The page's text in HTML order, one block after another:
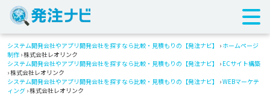
システム開発会社やアプリ開発会社を探すなら比較・見積もりの【発注ナビ】 › ホームページ
制作 › 株式会社レオリンク
システム開発会社やアプリ開発会社を探すなら比較・見積もりの【発注ナビ】
› ECサイト構築
› 株式会社レオリンク
システム開発会社やアプリ開発会社を探すなら比較・見積もりの【発注ナビ】
›WEBマーケテ
ィング › 株式会社レオリンク